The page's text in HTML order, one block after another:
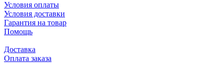
Условия оплаты
Условия доставки
Гарантия на товар
Помощь
Доставка
Оплата заказа